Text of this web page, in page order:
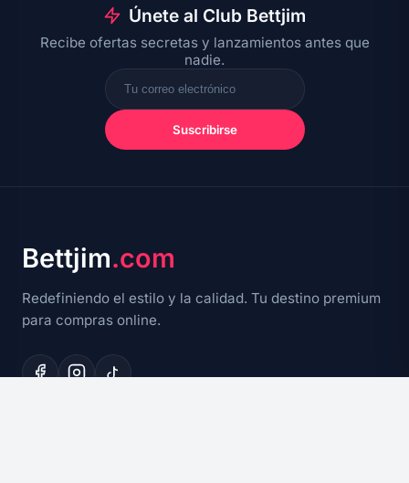
Únete al Club Bettjim
Recibe ofertas secretas y lanzamientos antes que
nadie.
Suscribirse
Bettjim.com
Redefiniendo el estilo y la calidad. Tu destino premium
para compras online.